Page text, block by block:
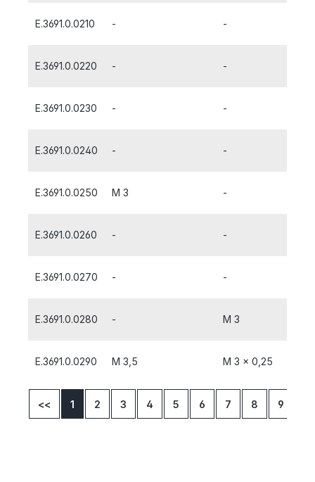
E.3691.0.0210 - -
E.3691.0.0220 - -
E.3691.0.0230 - -
E.3691.0.0240 - -
E.3691.0.0250 M 3 -
E.3691.0.0260 - -
E.3691.0.0270 - -
E.3691.0.0280 - M 3
E.3691.0.0290 M 3,5 M 3 x 0,25
<< 1 2 3 4 5 6 7 8 9